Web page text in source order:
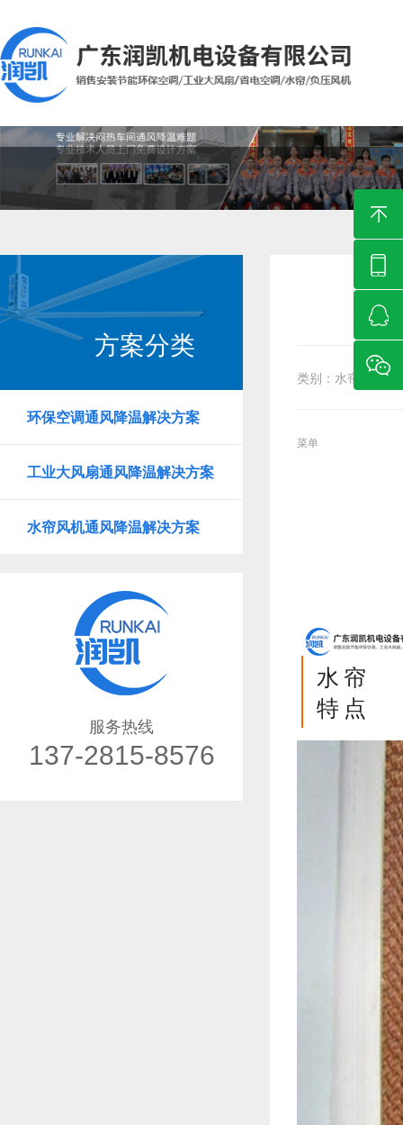
解决方案
SOLUTION
方案分类
环保空调通风降温解决方案
工业大风扇通风降温解决方案
水帘风机通风降温解决方案
服务热线
137-2815-8576
类别：水帘风
菜单
水帘
特点